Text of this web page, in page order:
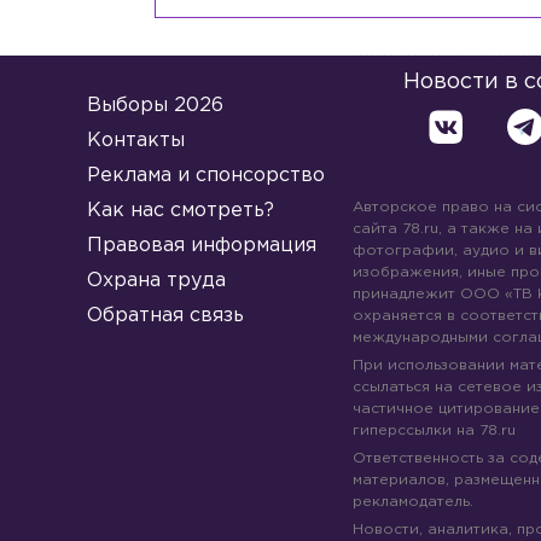
Выборы 2026
Контакты
Реклама и спонсорство
Как нас смотреть?
Правовая информация
Охрана труда
Обратная связь
Новости в
Авторское право на
сайта 78.ru, а также на
фотографии, аудио и
изображения, иные
принадлежит ООО «ТВ
охраняется в
международными
При использовании
ссылаться на сетевое
частичное
гиперссылки на 78.ru
Ответственность за
материалов,
рекламодатель.
Новости, аналитика,